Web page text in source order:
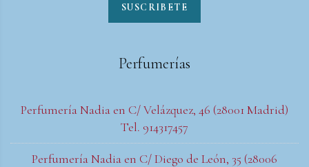
SUSCRIBETE
Perfumerías
Perfumería Nadia en C/ Velázquez, 46 (28001 Madrid)
Tel. 914317457
Perfumería Nadia en C/ Diego de León, 35 (28006